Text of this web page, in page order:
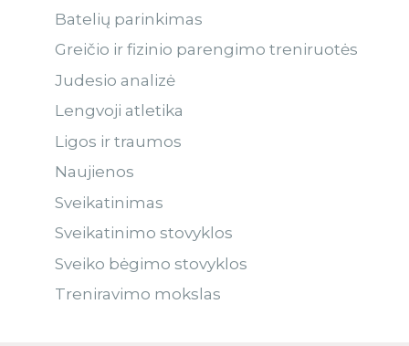
Batelių parinkimas
Greičio ir fizinio parengimo treniruotės
Judesio analizė
Lengvoji atletika
Ligos ir traumos
Naujienos
Sveikatinimas
Sveikatinimo stovyklos
Sveiko bėgimo stovyklos
Treniravimo mokslas